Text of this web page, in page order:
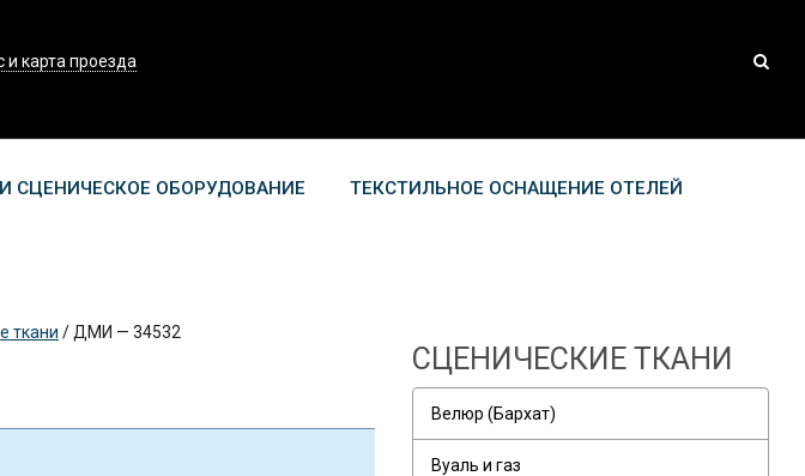
и карта проезда
СЦЕНИЧЕСКОЕ ОБОРУДОВАНИЕ ТЕКСТИЛЬНОЕ ОСНАЩЕНИЕ ОТЕЛЕЙ
ткани / ДМИ — 34532
СЦЕНИЧЕСКИЕ ТКАНИ
Велюр (Бархат)
Вуаль и газ